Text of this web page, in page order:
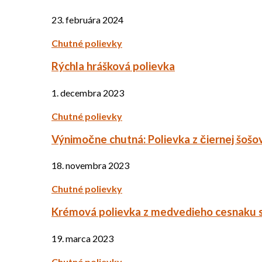
23. februára 2024
Chutné polievky
Rýchla hrášková polievka
1. decembra 2023
Chutné polievky
Výnimočne chutná: Polievka z čiernej
18. novembra 2023
Chutné polievky
Krémová polievka z medvedieho cesnaku
19. marca 2023